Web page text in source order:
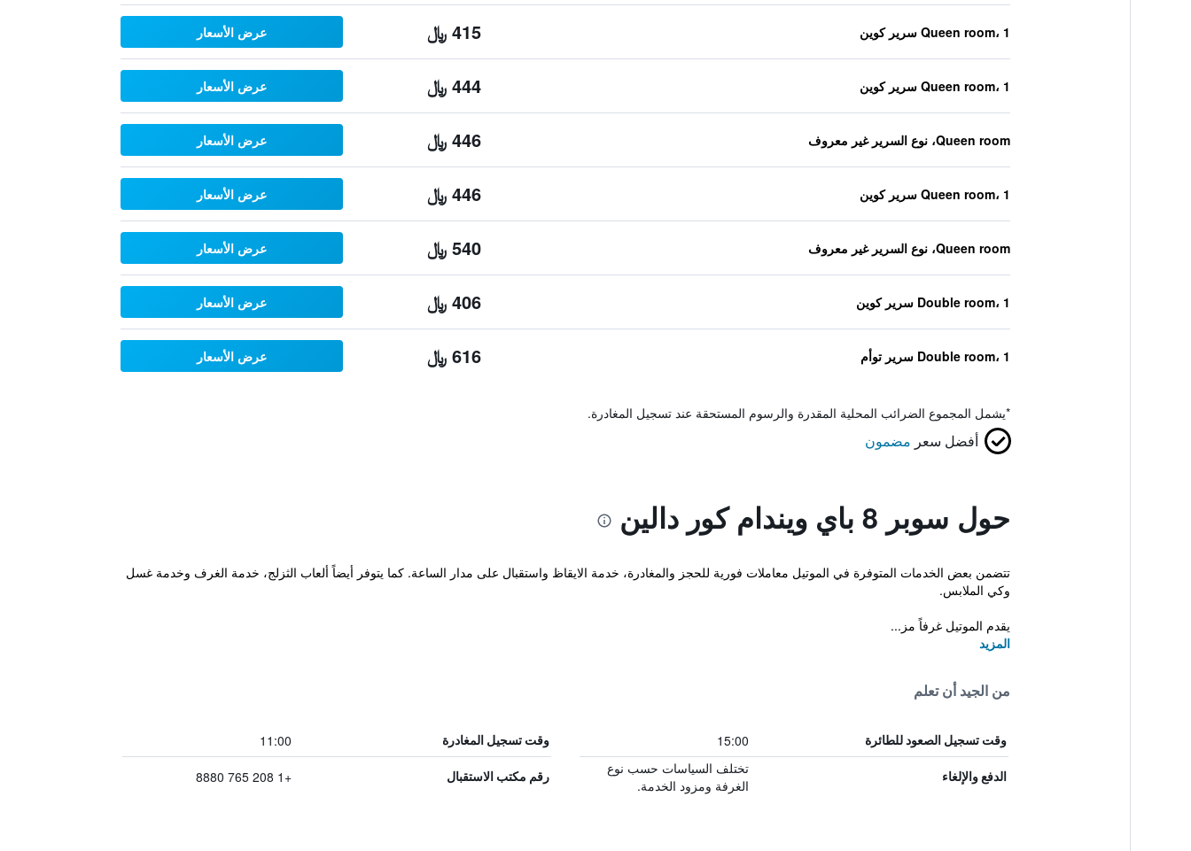
Queen room، 1 سرير كوين 415 ﷼ عرض الأسعار
Queen room، 1 سرير كوين 444 ﷼ عرض الأسعار
Queen room، نوع السرير غير معروف 446 ﷼ عرض الأسعار
Queen room، 1 سرير كوين 446 ﷼ عرض الأسعار
Queen room، نوع السرير غير معروف 540 ﷼ عرض الأسعار
Double room، 1 سرير كوين 406 ﷼ عرض الأسعار
Double room، 1 سرير توأم 616 ﷼ عرض الأسعار
*يشمل المجموع الضرائب المحلية المقدرة والرسوم المستحقة عند تسجيل المغادرة.
أفضل سعر مضمون
حول سوبر 8 باي ويندام كور دالين
تتضمن بعض الخدمات المتوفرة في الموتيل معاملات فورية للحجز والمغادرة، خدمة الايقاظ واستقبال على مدار الساعة. كما يتوفر أيضاً ألعاب الثزلج، خدمة الغرف وخدمة غسل
وكي الملابس.
يقدم الموتيل غرفاً مز...
المزيد
من الجيد أن تعلم
وقت تسجيل الصعود للطائرة 15:00 وقت تسجيل المغادرة 11:00
الدفع والإلغاء
تختلف السياسات حسب نوع
الغرفة ومزود الخدمة.
رقم مكتب الاستقبال +1 208 765 8880